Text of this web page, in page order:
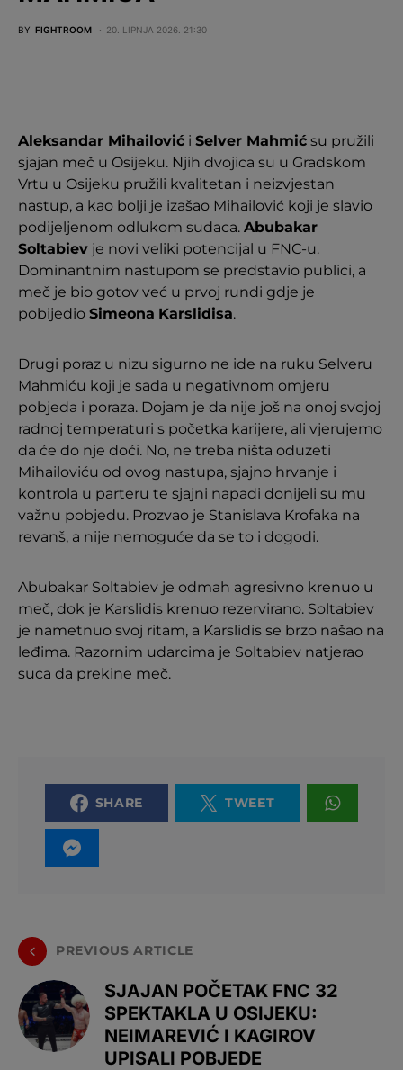
BY FIGHTROOM 20. LIPNJA 2026. 21:30
Aleksandar Mihailović i Selver Mahmić su pružili
sjajan meč u Osijeku. Njih dvojica su u Gradskom
Vrtu u Osijeku pružili kvalitetan i neizvjestan
nastup, a kao bolji je izašao Mihailović koji je slavio
podijeljenom odlukom sudaca. Abubakar
Soltabiev je novi veliki potencijal u FNC-u.
Dominantnim nastupom se predstavio publici, a
meč je bio gotov već u prvoj rundi gdje je
pobijedio Simeona Karslidisa.
Drugi poraz u nizu sigurno ne ide na ruku Selveru
Mahmiću koji je sada u negativnom omjeru
pobjeda i poraza. Dojam je da nije još na onoj svojoj
radnoj temperaturi s početka karijere, ali vjerujemo
da će do nje doći. No, ne treba ništa oduzeti
Mihailoviću od ovog nastupa, sjajno hrvanje i
kontrola u parteru te sjajni napadi donijeli su mu
važnu pobjedu. Prozvao je Stanislava Krofaka na
revanš, a nije nemoguće da se to i dogodi.
Abubakar Soltabiev je odmah agresivno krenuo u
meč, dok je Karslidis krenuo rezervirano. Soltabiev
je nametnuo svoj ritam, a Karslidis se brzo našao na
leđima. Razornim udarcima je Soltabiev natjerao
suca da prekine meč.
SHARE TWEET
PREVIOUS ARTICLE
SJAJAN POČETAK FNC 32
SPEKTAKLA U OSIJEKU:
NEIMAREVIĆ I KAGIROV
UPISALI POBJEDE